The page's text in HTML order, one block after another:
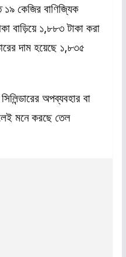
১৯ কেজির বাণিজ্যিক
বাড়িয়ে ১,৮৮৩ টাকা করা
দাম হয়েছে ১,৮৩৫
অপব্যবহার বা
মনে করছে তেল